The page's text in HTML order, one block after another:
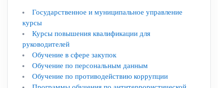
Государственное и муниципальное управление
курсы
Курсы повышения квалификации для
руководителей
Обучение в сфере закупок
Обучение по персональным данным
Обучение по противодействию коррупции